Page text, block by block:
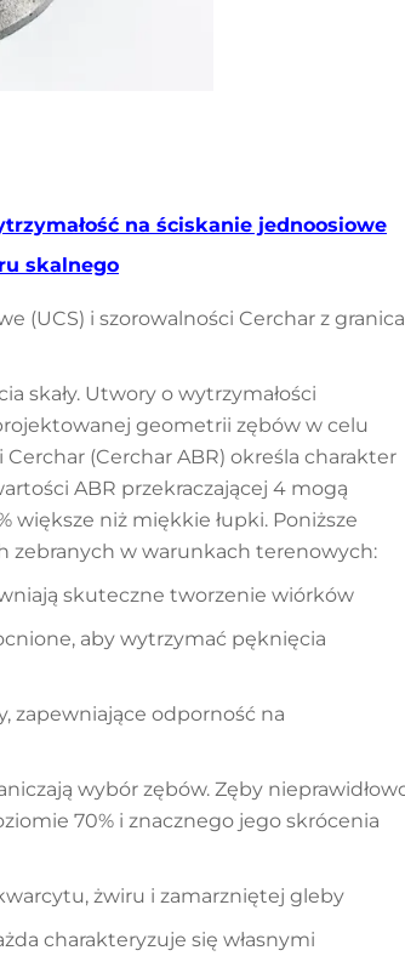
na ściskanie jednoosiowe
skalnego
(UCS) i szorowalności Cerchar z
skały. Utwory o wytrzymałości
geometrii zębów w celu
(Cerchar ABR) określa charakter
ABR przekraczającej 4 mogą
niż miękkie łupki. Poniższe
zebranych w warunkach terenowych:
skuteczne tworzenie wiórków
aby wytrzymać pęknięcia
zapewniające odporność na
wybór zębów. Zęby
70% i znacznego jego skrócenia
żwiru i zamarzniętej gleby
charakteryzuje się własnymi